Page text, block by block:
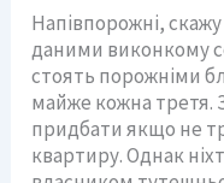
Напівпорожні,
даними виконкому
стоять порожніми
майже кожна третя.
придбати якщо не
квартиру. Однак